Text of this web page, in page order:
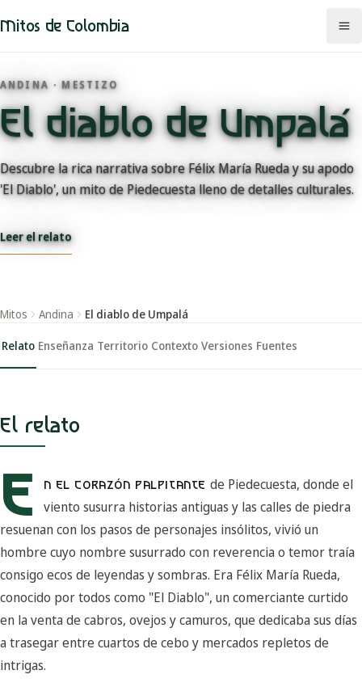
Mitos de Colombia
Mitos
Regiones
Comunidades
Categorías
Mapa
ANDINA · MESTIZO
El diablo de Umpalá
Descubre la rica narrativa sobre Félix María Rueda y su apodo
'El Diablo', un mito de Piedecuesta lleno de detalles culturales.
Leer el relato
Mitos Andina El diablo de Umpalá
Relato Enseñanza Territorio Contexto Versiones Fuentes
El relato
E N EL CORAZÓN PALPITANTE de Piedecuesta, donde el
viento susurra historias antiguas y las calles de piedra
resuenan con los pasos de personajes insólitos, vivió un
hombre cuyo nombre susurrado con reverencia o temor traía
consigo ecos de leyendas y sombras. Era Félix María Rueda,
conocido por todos como "El Diablo", un comerciante curtido
en la venta de cabros, ovejos y camuros, que dedicaba sus días
a trasegar entre cuartos de cebo y mercados repletos de
intrigas.